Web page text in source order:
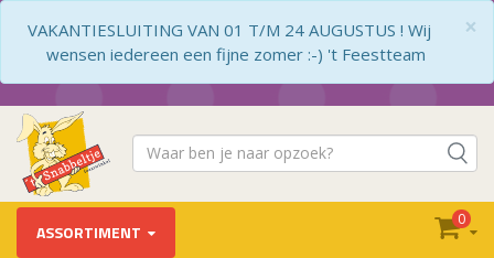
×
VAKANTIESLUITING VAN 01 T/M 24 AUGUSTUS ! Wij
wensen iedereen een fijne zomer :-) 't Feestteam
ASSORTIMENT
0